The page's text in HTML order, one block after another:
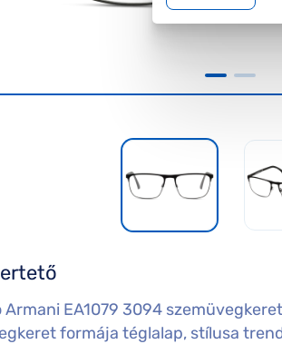
Armani EA1079 3094
formája téglalap, stílusa